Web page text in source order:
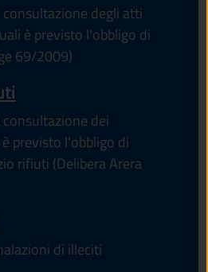
degli atti
è previsto l'obbligo di
69/2009)
dei
previsto l'obbligo di
rifiuti (Delibera Arera
di illeciti